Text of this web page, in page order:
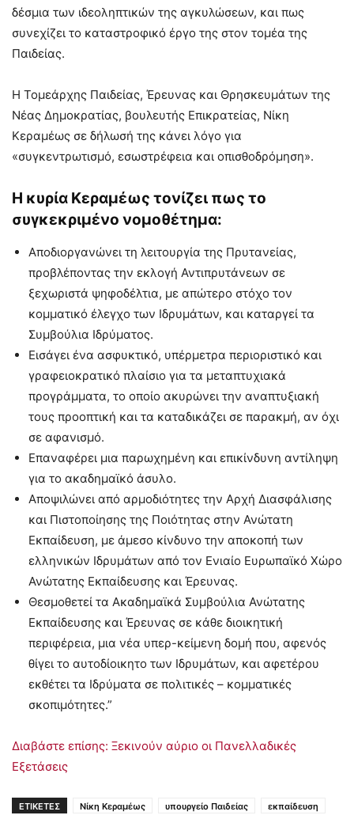
δέσμια των ιδεοληπτικών της αγκυλώσεων, και πως
συνεχίζει το καταστροφικό έργο της στον τομέα της
Παιδείας.
Η Τομεάρχης Παιδείας, Έρευνας και Θρησκευμάτων της
Νέας Δημοκρατίας, βουλευτής Επικρατείας, Νίκη
Κεραμέως σε δήλωσή της κάνει λόγο για
«συγκεντρωτισμό, εσωστρέφεια και οπισθοδρόμηση».
Η κυρία Κεραμέως τονίζει πως το
συγκεκριμένο νομοθέτημα:
Αποδιοργανώνει τη λειτουργία της Πρυτανείας,
προβλέποντας την εκλογή Αντιπρυτάνεων σε
ξεχωριστά ψηφοδέλτια, με απώτερο στόχο τον
κομματικό έλεγχο των Ιδρυμάτων, και καταργεί τα
Συμβούλια Ιδρύματος.
Εισάγει ένα ασφυκτικό, υπέρμετρα περιοριστικό και
γραφειοκρατικό πλαίσιο για τα μεταπτυχιακά
προγράμματα, το οποίο ακυρώνει την αναπτυξιακή
τους προοπτική και τα καταδικάζει σε παρακμή, αν όχι
σε αφανισμό.
Επαναφέρει μια παρωχημένη και επικίνδυνη αντίληψη
για το ακαδημαϊκό άσυλο.
Αποψιλώνει από αρμοδιότητες την Αρχή Διασφάλισης
και Πιστοποίησης της Ποιότητας στην Ανώτατη
Εκπαίδευση, με άμεσο κίνδυνο την αποκοπή των
ελληνικών Ιδρυμάτων από τον Ενιαίο Ευρωπαϊκό Χώρο
Ανώτατης Εκπαίδευσης και Έρευνας.
Θεσμοθετεί τα Ακαδημαϊκά Συμβούλια Ανώτατης
Εκπαίδευσης και Έρευνας σε κάθε διοικητική
περιφέρεια, μια νέα υπερ-κείμενη δομή που, αφενός
θίγει το αυτοδίοικητο των Ιδρυμάτων, και αφετέρου
εκθέτει τα Ιδρύματα σε πολιτικές – κομματικές
σκοπιμότητες.”
Διαβάστε επίσης: Ξεκινούν αύριο οι Πανελλαδικές
Εξετάσεις
ΕΤΙΚΕΤΕΣ Νίκη Κεραμέως υπουργείο Παιδείας εκπαίδευση